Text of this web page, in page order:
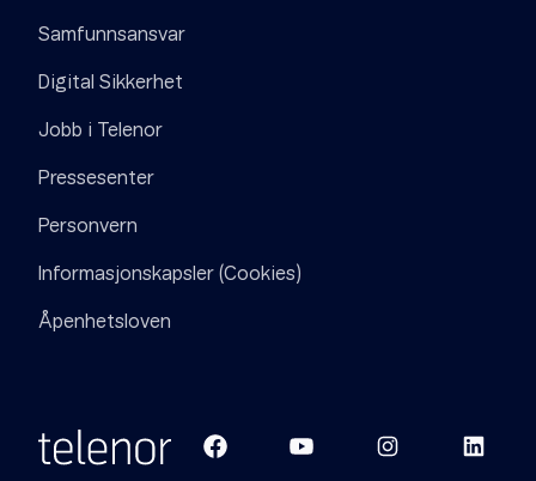
Samfunnsansvar
Digital Sikkerhet
Jobb i Telenor
Pressesenter
Personvern
Informasjonskapsler (Cookies)
Åpenhetsloven